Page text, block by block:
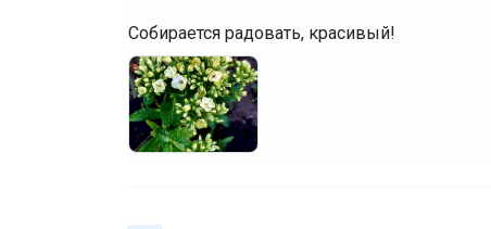
Собирается радовать, красивый!